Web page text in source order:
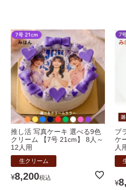
推し活 写真ケーキ 選べる9色
クリーム 【7号 21cm】 8人～
12人用
生クリーム
¥8,200税込
ブ
ケ
人
¥